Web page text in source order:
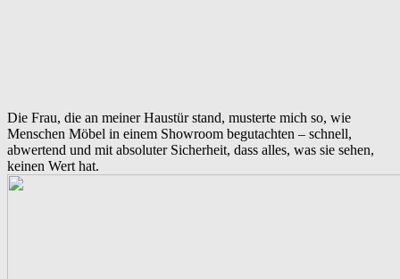
Die Frau, die an meiner Haustür stand, musterte mich so, wie
Menschen Möbel in einem Showroom begutachten – schnell,
abwertend und mit absoluter Sicherheit, dass alles, was sie sehen,
keinen Wert hat.